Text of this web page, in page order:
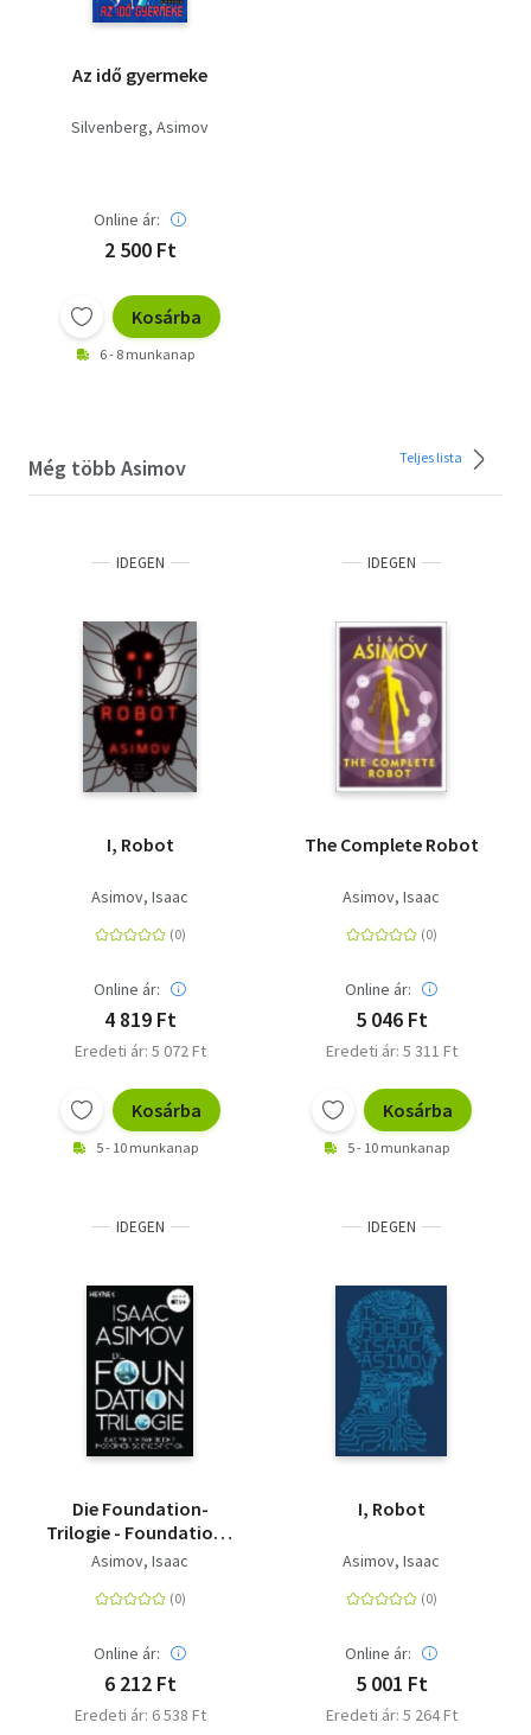
Az idő gyermeke
Silvenberg Asimov
Online ár:
2 500 Ft
Kosárba
6 - 8 munkanap
Még több Asimov Teljes lista
IDEGEN
I, Robot
Asimov, Isaac
Online ár:
4 819 Ft
Eredeti ár: 5 072 Ft
Kosárba
5 - 10 munkanap
IDEGEN
The Complete Robot
Asimov, Isaac
Online ár:
5 046 Ft
Eredeti ár: 5 311 Ft
Kosárba
5 - 10 munkanap
IDEGEN
Die Foundation-
Trilogie - Foundation /
Foundation und
Foundation
Asimov, Isaac
Online ár:
6 212 Ft
Eredeti ár: 6 538 Ft
IDEGEN
I, Robot
Asimov, Isaac
Online ár:
5 001 Ft
Eredeti ár: 5 264 Ft